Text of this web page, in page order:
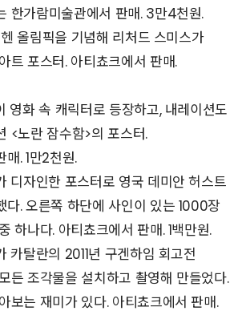
한가람미술관에서 판매. 3만4천원.
올림픽을 기념해 리처드 스미스가
트 포스터. 아티쵸크에서 판매.
영화 속 캐릭터로 등장하고, 내레이션도
<노란 잠수함>의 포스터.
. 1만2천원.
디자인한 포스터로 영국 데미안 허스트
다. 오른쪽 하단에 사인이 있는 1000장
하나다. 아티쵸크에서 판매. 1백만원.
카탈란의 2011년 구겐하임 회고전
든 조각물을 설치하고 촬영해 만들었다.
보는 재미가 있다. 아티쵸크에서 판매.